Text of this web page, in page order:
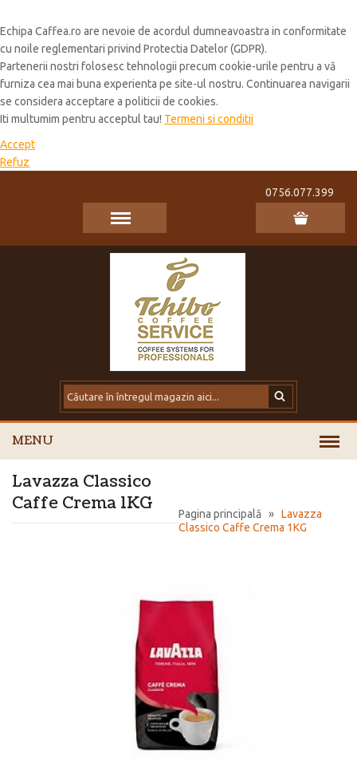
Echipa Caffea.ro are nevoie de acordul dumneavoastra in conformitate
cu noile reglementari privind Protectia Datelor (GDPR).
Partenerii nostri folosesc tehnologii precum cookie-urile pentru a vă
furniza cea mai buna experienta pe site-ul nostru. Continuarea navigarii
se considera acceptare a politicii de cookies.
Iti multumim pentru acceptul tau! Termeni si conditii
Accept
Refuz
0756.077.399
MENU
Pagina principală » Lavazza
Classico Caffe Crema 1KG
Lavazza Classico
Caffe Crema 1KG